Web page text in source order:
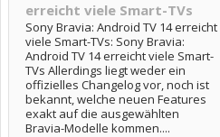
erreicht viele Smart-TVs
Sony Bravia: Android TV 14 erreicht
viele Smart-TVs: Sony Bravia:
Android TV 14 erreicht viele Smart-
TVs Allerdings liegt weder ein
offizielles Changelog vor, noch ist
bekannt, welche neuen Features
exakt auf die ausgewählten
Bravia-Modelle kommen....